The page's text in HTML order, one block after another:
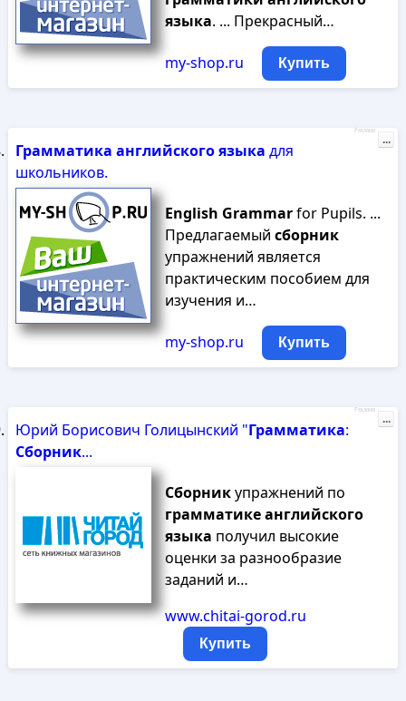
языка. ... Прекрасный…
my-shop.ru Купить
Грамматика английскогоязыка для
школьников.
English Grammarfor Pupils. ...
Предлагаемый сборник
упражнений является
практическим пособием для
изучения и…
my-shop.ru Купить
Реклама
...
Юрий Борисович Голицынский "Грамматика:
Сборник...
Сборникупражнений по
грамматикеанглийского
языка получил высокие
оценки за разнообразие
заданий и…
www.chitai-gorod.ru
Купить
Реклама
...